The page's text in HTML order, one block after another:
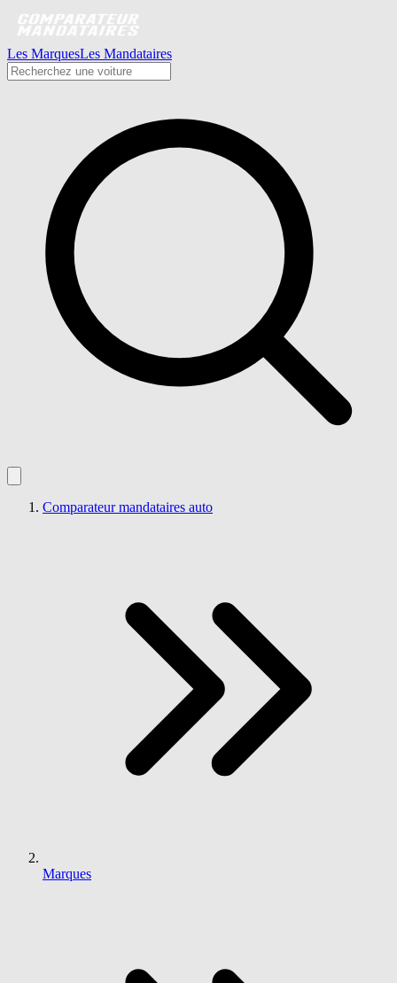
Les MarquesLes Mandataires
Comparateur mandataires auto
Marques